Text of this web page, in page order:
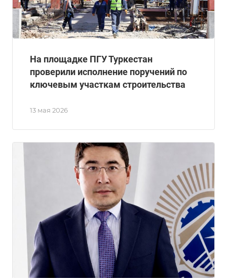
13 мая 2026
На площадке ПГУ Туркестан
проверили исполнение поручений по
ключевым участкам строительства